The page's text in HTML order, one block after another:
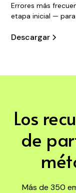
Errores más
etapa inicial —
Descargar
Los
de
Más de 350